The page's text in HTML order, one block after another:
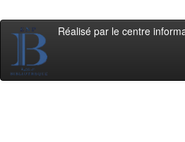
Réalisé par le centre